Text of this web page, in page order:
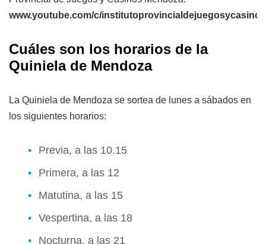
www.youtube.com/c/
Cuáles son los horarios de la
Quiniela de Mendoza
La Quiniela de Mendoza se sortea de lunes a sábados en
los siguientes horarios:
Previa, a las 10.15
Primera, a las 12
Matutina, a las 15
Vespertina, a las 18
Nocturna, a las 21